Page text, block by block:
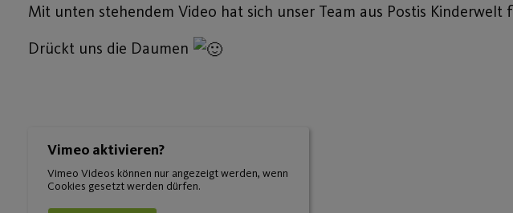
Mit unten stehendem Video hat sich unser Team aus Postis
Drückt uns die Daumen
Vimeo aktivieren?
Vimeo Videos können nur angezeigt werden, wenn
Cookies gesetzt werden dürfen.